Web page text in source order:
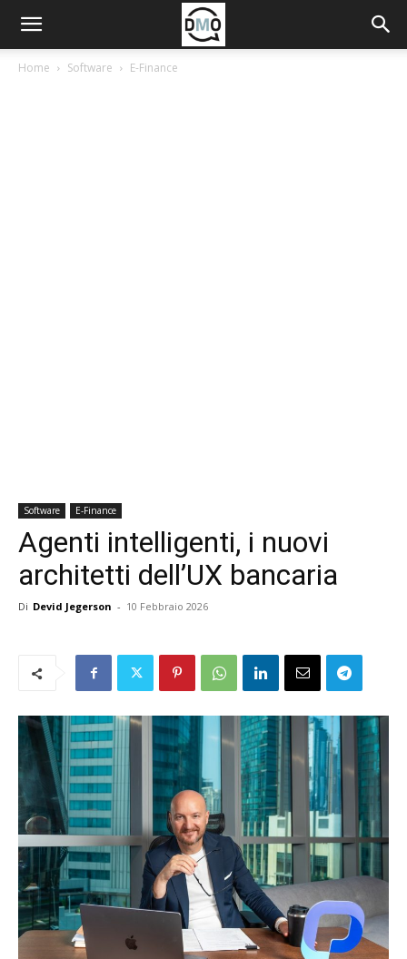
Home Software E-Finance
Software E-Finance
Agenti intelligenti, i nuovi
architetti dell’UX bancaria
Di Devid Jegerson - 10 Febbraio 2026